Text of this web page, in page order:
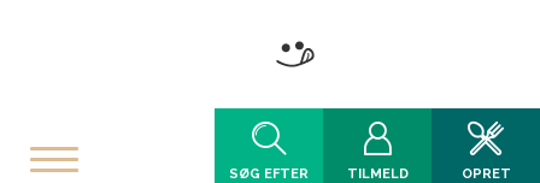
SØG EFTER
TILMELD
OPRET